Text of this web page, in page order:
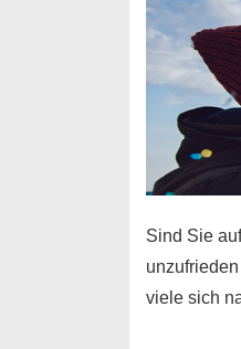
ohne
Sind Sie
viele sich